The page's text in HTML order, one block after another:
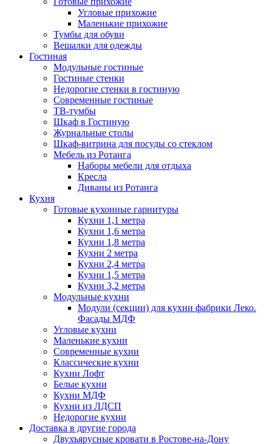
Угловые прихожие
Маленькие прихожие
Тумбы для обуви
Вешалки для одежды
Гостиная
Модульные гостиные
Гостиные стенки
Недорогие стенки в гостиную
Современные гостиные
ТВ-тумбы
Шкаф в Гостиную
Журнальные столы
Шкаф-витрина для посуды со стеклом
Мебель из Ротанга
Наборы мебели для отдыха
Кресла
Диваны из Ротанга
Кухня
Готовые кухонные гарнитуры
Кухни 1,1 метра
Кухни 1,6 метра
Кухни 1,8 метра
Кухни 2 метра
Кухни 2,4 метра
Кухни 1,5 метра
Кухни 3,2 метра
Модульные кухни
Модули (секции) для кухни фабрики Леко.
Фасады МДФ
Угловые кухни
Маленькие кухни
Современные кухни
Классические кухни
Кухни Лофт
Белые кухни
Кухни МДФ
Кухни из ЛДСП
Недорогие кухни
Доставка в другие города
Двухъярусные кровати в Ростове-на-Дону